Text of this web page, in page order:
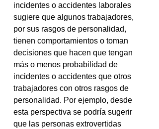
incidentes o accidentes laborales
sugiere que algunos trabajadores,
por sus rasgos de personalidad,
tienen comportamientos o toman
decisiones que hacen que tengan
más o menos probabilidad de
incidentes o accidentes que otros
trabajadores con otros rasgos de
personalidad. Por ejemplo, desde
esta perspectiva se podría sugerir
que las personas extrovertidas